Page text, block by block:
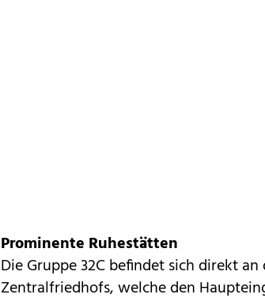
Prominente Ruhestätten
Die Gruppe 32C befindet sich direkt
Zentralfriedhofs, welche den